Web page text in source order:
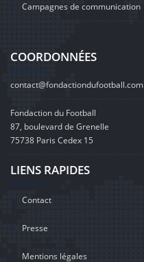
Campagnes de communication
COORDONNÉES
contact@fondactiondufootball.com
Fondaction du Football
87, boulevard de Grenelle
75738 Paris Cedex 15
LIENS RAPIDES
Contact
Presse
Mentions légales